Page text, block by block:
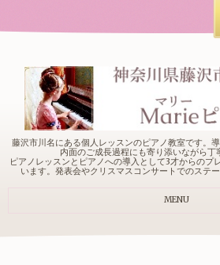
藤沢市川名にある個人レッスンのピアノ教室です。
内面のご成長過程にも寄り添いながら丁
ピアノレッスンとピアノへの導入として3才からのプ
います。発表会やクリスマスコンサートでのステ
MENU